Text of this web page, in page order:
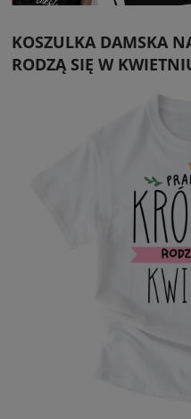
KOSZULKA DAMSKA
RODZĄ SIĘ W